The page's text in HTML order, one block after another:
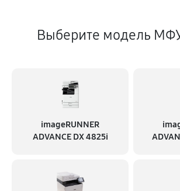
Выберите модель
imageRUNNER
ADVANCE DX 4825i